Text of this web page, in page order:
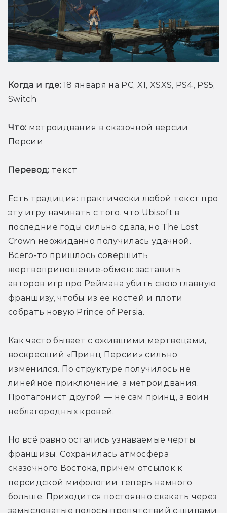
Когда и где: 18 января на PC, X1, XSXS, PS4, PS5,
Switch
Что: метроидвания в сказочной версии
Персии
Перевод: текст
Есть традиция: практически любой текст про
эту игру начинать с того, что Ubisoft в
последние годы сильно сдала, но The Lost
Crown неожиданно получилась удачной.
Всего-то пришлось совершить
жертвоприношение-обмен: заставить
авторов игр про Реймана убить свою главную
франшизу, чтобы из её костей и плоти
собрать новую Prince of Persia.
Как часто бывает с ожившими мертвецами,
воскресший «Принц Персии» сильно
изменился. По структуре получилось не
линейное приключение, а метроидвания.
Протагонист другой — не сам принц, а воин
неблагородных кровей.
Но всё равно остались узнаваемые черты
франшизы. Сохранилась атмосфера
сказочного Востока, причём отсылок к
персидской мифологии теперь намного
больше. Приходится постоянно скакать через
замысловатые полосы препятствий с шипами